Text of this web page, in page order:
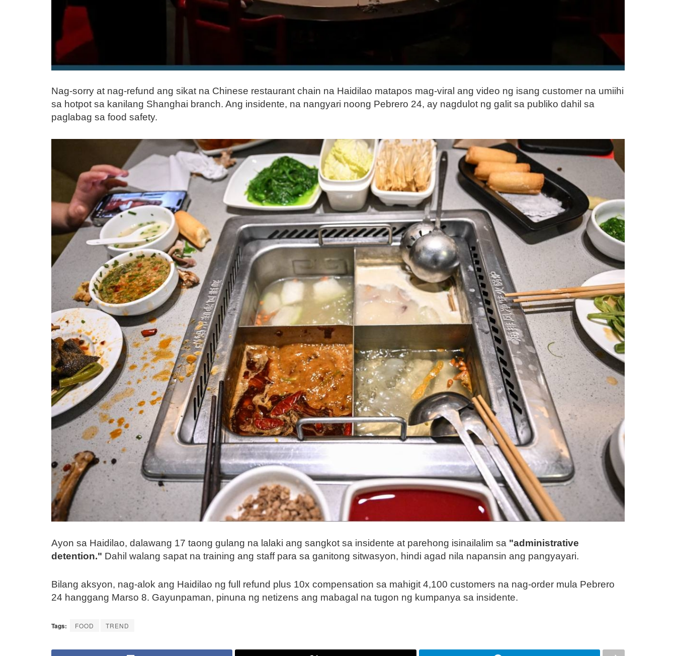
Nag-sorry at nag-refund ang sikat na Chinese restaurant chain na Haidilao matapos mag-viral ang video ng isang customer na umiihi
sa hotpot sa kanilang Shanghai branch. Ang insidente, na nangyari noong Pebrero 24, ay nagdulot ng galit sa publiko dahil sa
paglabag sa food safety.
Ayon sa Haidilao, dalawang 17 taong gulang na lalaki ang sangkot sa insidente at parehong isinailalim sa "administrative
detention." Dahil walang sapat na training ang staff para sa ganitong sitwasyon, hindi agad nila napansin ang pangyayari.
Bilang aksyon, nag-alok ang Haidilao ng full refund plus 10x compensation sa mahigit 4,100 customers na nag-order mula Pebrero
24 hanggang Marso 8. Gayunpaman, pinuna ng netizens ang mabagal na tugon ng kumpanya sa insidente.
Tags: FOOD TREND